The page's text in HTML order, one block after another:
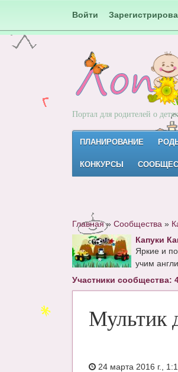
Войти
Портал для родителей о детях
ПЛАНИРОВАНИЕ
КОНКУРСЫ
Главная» Сообщества »
Капуки
Яркие и
учим
Участники сообщества:
Мультик
24 марта 2016 г.,